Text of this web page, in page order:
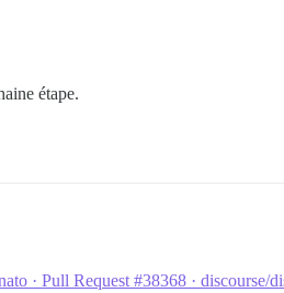
étape.
· Pull Request #38368 · discourse/